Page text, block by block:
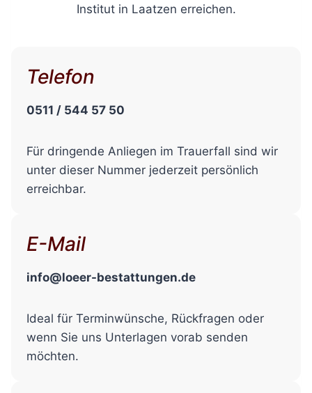
Institut in Laatzen erreichen.
Telefon
0511 / 544 57 50
Für dringende Anliegen im Trauerfall sind wir
unter dieser Nummer jederzeit persönlich
erreichbar.
E-Mail
info@loeer-bestattungen.de
Ideal für Terminwünsche, Rückfragen oder
wenn Sie uns Unterlagen vorab senden
möchten.